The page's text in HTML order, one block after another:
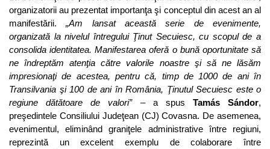
organizatorii au prezentat importanţa şi conceptul din acest an al
manifestării.„Am lansat această serie de evenimente,
organizată la nivelul întregului Ţinut Secuiesc, cu scopul de a
consolida identitatea. Manifestarea oferă o bună oportunitate să
ne îndreptăm atenţia către valorile noastre şi să ne lăsăm
impresionaţi de acestea, pentru că, timp de 1000 de ani în
Transilvania şi 100 de ani în România, Ţinutul Secuiesc este o
regiune dătătoare de valori”– a spus Tamás Sándor,
preşedintele Consiliului Judeţean (CJ) Covasna. De asemenea,
evenimentul, eliminând graniţele administrative între regiuni,
reprezintă un excelent exemplu de colaborare între